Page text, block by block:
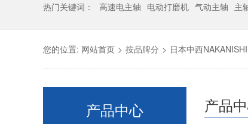
热门关键词： 高速电主轴 电动打磨机 气动主轴 主
您的位置: 网站首页 > 按品牌分 > 日本中西NAKANISHI
产品
产品中心